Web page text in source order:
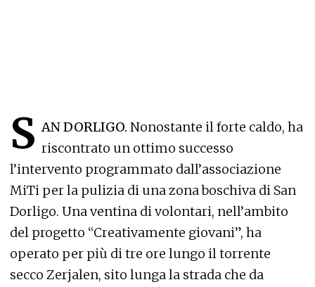
S AN DORLIGO. Nonostante il forte caldo, ha
riscontrato un ottimo successo
l’intervento programmato dall’associazione
MiTi per la pulizia di una zona boschiva di San
Dorligo. Una ventina di volontari, nell’ambito
del progetto “Creativamente giovani”, ha
operato per più di tre ore lungo il torrente
secco Zerjalen, sito lunga la strada che da